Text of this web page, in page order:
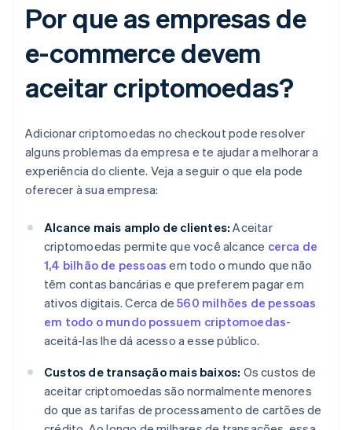
Por que as empresas de
e-commerce devem
aceitar criptomoedas?
Adicionar criptomoedas no checkout pode resolver
alguns problemas da empresa e te ajudar a melhorar a
experiência do cliente. Veja a seguir o que ela pode
oferecer à sua empresa:
Alcance mais amplo de clientes: Aceitar
criptomoedas permite que você alcance cerca de
1,4 bilhão de pessoas em todo o mundo que não
têm contas bancárias e que preferem pagar em
ativos digitais. Cerca de560 milhões de pessoas
em todo o mundo possuem criptomoedas-
aceitá-las lhe dá acesso a esse público.
Custos de transação mais baixos: Os custos de
aceitar criptomoedas são normalmente menores
do que as tarifas de processamento de cartões de